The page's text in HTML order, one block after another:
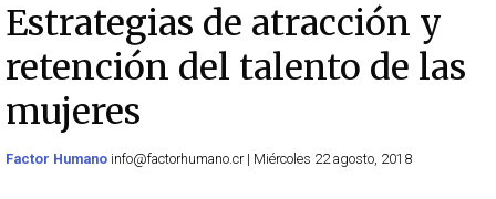
Estrategias de atracción y
retención del talento de las
mujeres
Factor Humano info@factorhumano.cr | Miércoles 22 agosto, 2018